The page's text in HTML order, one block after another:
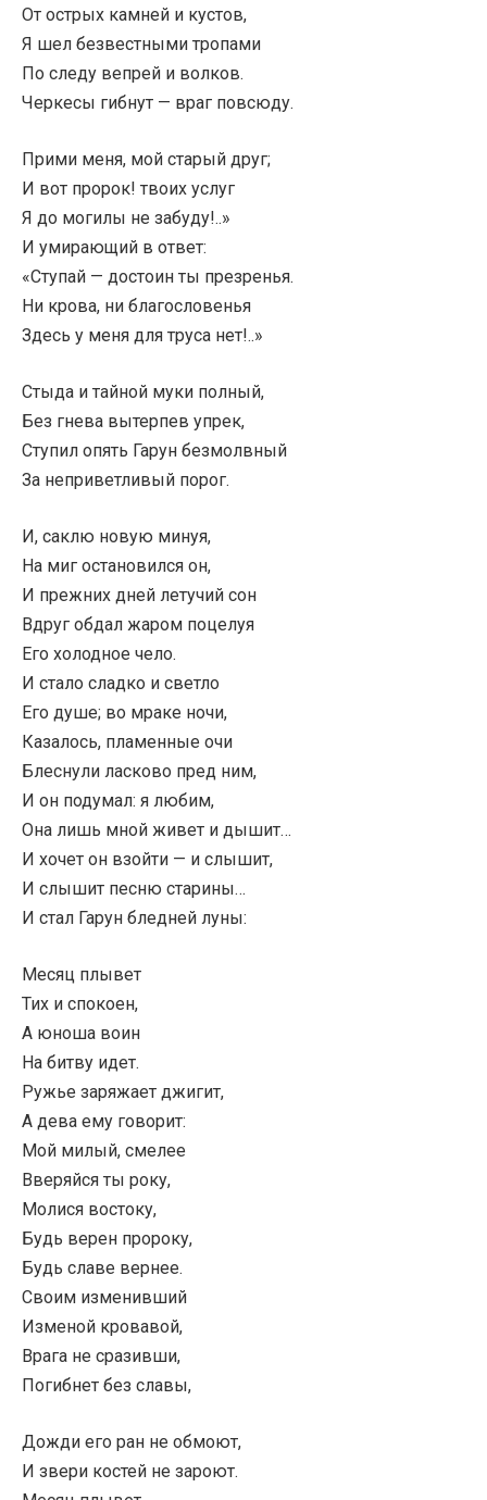
От острых камней и кустов,
Я шел безвестными тропами
По следу вепрей и волков.
Черкесы гибнут — враг повсюду.
Прими меня, мой старый друг;
И вот пророк! твоих услуг
Я до могилы не забуду!..»
И умирающий в ответ:
«Ступай — достоин ты презренья.
Ни крова, ни благословенья
Здесь у меня для труса нет!..»
Стыда и тайной муки полный,
Без гнева вытерпев упрек,
Ступил опять Гарун безмолвный
За неприветливый порог.
И, саклю новую минуя,
На миг остановился он,
И прежних дней летучий сон
Вдруг обдал жаром поцелуя
Его холодное чело.
И стало сладко и светло
Его душе; во мраке ночи,
Казалось, пламенные очи
Блеснули ласково пред ним,
И он подумал: я любим,
Она лишь мной живет и дышит…
И хочет он взойти — и слышит,
И слышит песню старины…
И стал Гарун бледней луны:
Месяц плывет
Тих и спокоен,
А юноша воин
На битву идет.
Ружье заряжает джигит,
А дева ему говорит:
Мой милый, смелее
Вверяйся ты року,
Молися востоку,
Будь верен пророку,
Будь славе вернее.
Своим изменивший
Изменой кровавой,
Врага не сразивши,
Погибнет без славы,
Дожди его ран не обмоют,
И звери костей не зароют.